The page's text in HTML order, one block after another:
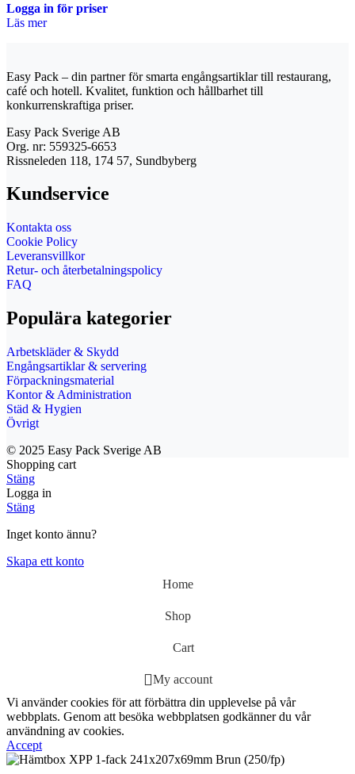
Logga in för priser
Läs mer
Easy Pack – din partner för smarta engångsartiklar till restaurang,
café och hotell. Kvalitet, funktion och hållbarhet till
konkurrenskraftiga priser.
Easy Pack Sverige AB
Org. nr: 559325-6653
Rissneleden 118, 174 57, Sundbyberg
Kundservice
Kontakta oss
Cookie Policy
Leveransvillkor
Retur- och återbetalningspolicy
FAQ
Populära kategorier
Arbetskläder & Skydd
Engångsartiklar & servering
Förpackningsmaterial
Kontor & Administration
Städ & Hygien
Övrigt
© 2025 Easy Pack Sverige AB
Shopping cart
Stäng
Logga in
Stäng
Inget konto ännu?
Skapa ett konto
Home
Shop
Cart
My account
Vi använder cookies för att förbättra din upplevelse på vår
webbplats. Genom att besöka webbplatsen godkänner du vår
användning av cookies.
Accept